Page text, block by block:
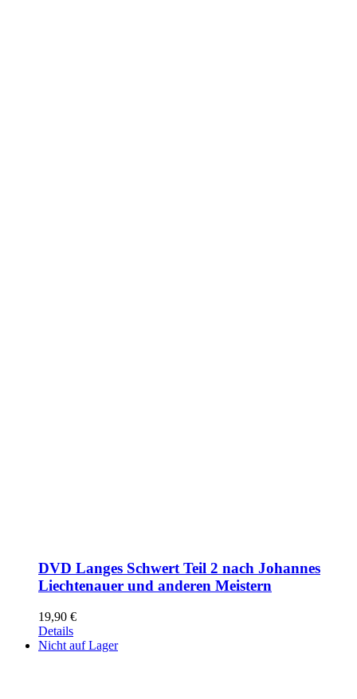
DVD Langes Schwert Teil 2 nach Johannes
Liechtenauer und anderen Meistern
19,90 €
Details
Nicht auf Lager